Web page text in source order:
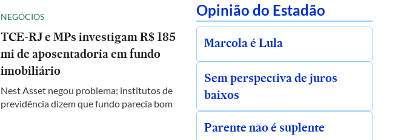
NEGÓCIOS
TCE-RJ e MPs investigam R$ 185
mi de aposentadoria em fundo
imobiliário
Nest Asset negou problema; institutos de
previdência dizem que fundo parecia bom
Opinião do Estadão
Marcola é Lula
Sem perspectiva de juros
baixos
Parente não é suplente